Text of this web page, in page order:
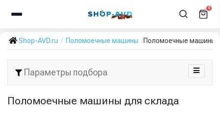
0
Shop-AVD.ru Поломоечные машины Поломоечные машины
Параметры подбора
Поломоечные машины для склада